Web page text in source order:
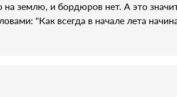
на землю, и бордюров нет. А это
"Как всегда в начале лета